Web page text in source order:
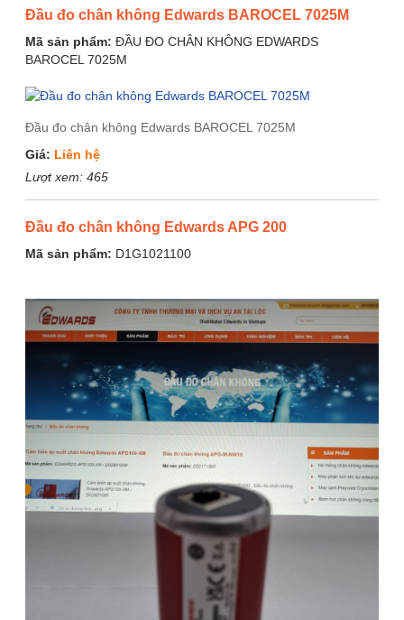
Đầu đo chân không Edwards BAROCEL 7025M
Mã sản phẩm:ĐẦU ĐO CHÂN KHÔNG EDWARDS
BAROCEL 7025M
Đầu đo chân không Edwards BAROCEL 7025M
Giá: Liên hệ
Lượt xem:465
Đầu đo chân không Edwards APG 200
Mã sản phẩm: D1G1021100